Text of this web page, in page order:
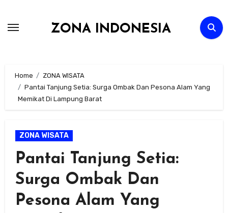
ZONA INDONESIA
Home
ZONA WISATA
Pantai Tanjung Setia: Surga Ombak Dan Pesona Alam Yang
Memikat Di Lampung Barat
ZONA WISATA
Pantai Tanjung Setia:
Surga Ombak Dan
Pesona Alam Yang